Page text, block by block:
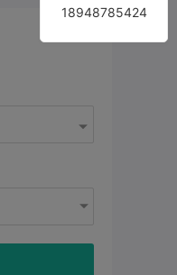
18948785424